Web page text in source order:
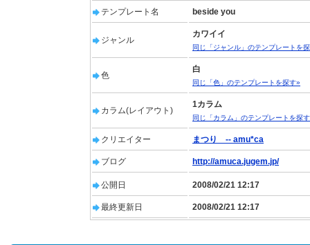
テンプレート名 beside you
ジャンル
カワイイ
同じ「ジャンル」のテンプレートを
色
白
同じ「色」のテンプレートを探す»
カラム(レイアウト)
1カラム
同じ「カラム」のテンプレートを探
クリエイター まつり -- amu*ca
ブログ http://amuca.jugem.jp/
公開日 2008/02/21 12:17
最終更新日 2008/02/21 12:17